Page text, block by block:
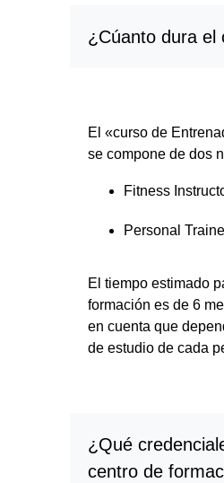
¿Cúanto dura el
El «curso de
se compone de dos
Fitness
Personal
El tiempo estimado
formación es de 6
en cuenta que
de estudio de cada
¿Qué
centro de